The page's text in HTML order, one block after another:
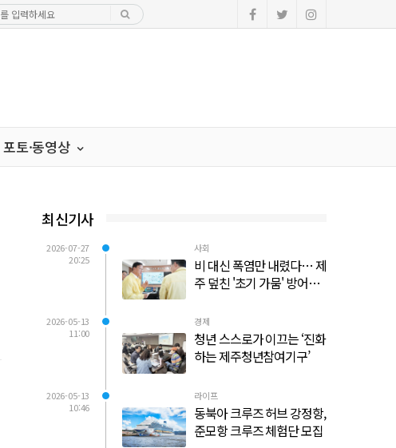
포토·동영상
최신기사
2026-07-27
20:25
사회
비 대신 폭염만 내렸다… 제
주 덮친 '초기 가뭄' 방어선
2026-05-13
11:00
경제
청년 스스로가 이끄는 ‘진화
하는 제주청년참여기구’
2026-05-13
10:46
라이프
동북아 크루즈 허브 강정항,
준모항 크루즈 체험단 모집